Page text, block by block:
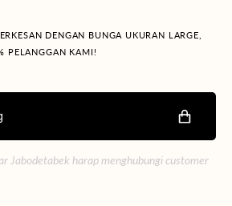
DENGAN BUNGA UKURAN LARGE,
PELANGGAN KAMI!
Jabodetabek harap menghubungi customer